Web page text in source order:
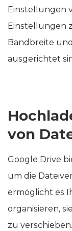
Einstellungen
Einstellungen
Bandbreite
ausgerichtet
von
Google Drive
um die
ermöglicht es
organisieren,
zu